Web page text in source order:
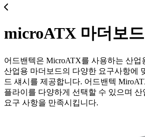
microATX 마더보
어드밴텍은 MicroATX를 사용하는 산업
산업용 마더보드의 다양한 요구사항에
드 섀시를 제공합니다. 어드밴텍
플라이를 다양하게 선택할 수 있으며 산
요구 사항을 만족시킵니다.